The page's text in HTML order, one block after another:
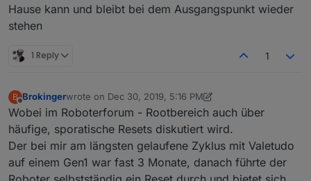
Hause kann und bleibt bei dem Ausgangspunkt wieder
stehen
1 Reply 1
B
Offline
Brokingerwrote on Dec 30, 2019, 5:16 PM
last edited by BrokingerDec 30, 2019, 8:06 PM
Wobei im Roboterforum - Rootbereich auch über
häufige, sporatische Resets diskutiert wird.
Der bei mir am längsten gelaufene Zyklus mit Valetudo
auf einem Gen1 war fast 3 Monate, danach führte der